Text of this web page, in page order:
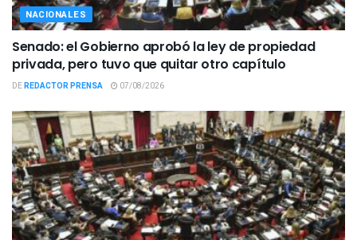
NACIONALES
Senado: el Gobierno aprobó la ley de propiedad
privada, pero tuvo que quitar otro capítulo
DEREDACTOR PRENSA 07/08/2026